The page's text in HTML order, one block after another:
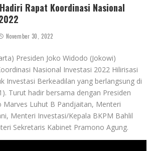
Rapat Koordinasi Nasional
November 30, 2022
Presiden Joko Widodo (Jokowi)
Nasional Investasi 2022 Hilirisasi
Investasi Berkeadilan yang berlangsung di
Turut hadir bersama dengan Presiden
Marves Luhut B Pandjaitan, Menteri
Menteri Investasi/Kepala BKPM Bahlil
Sekretaris Kabinet Pramono Agung.